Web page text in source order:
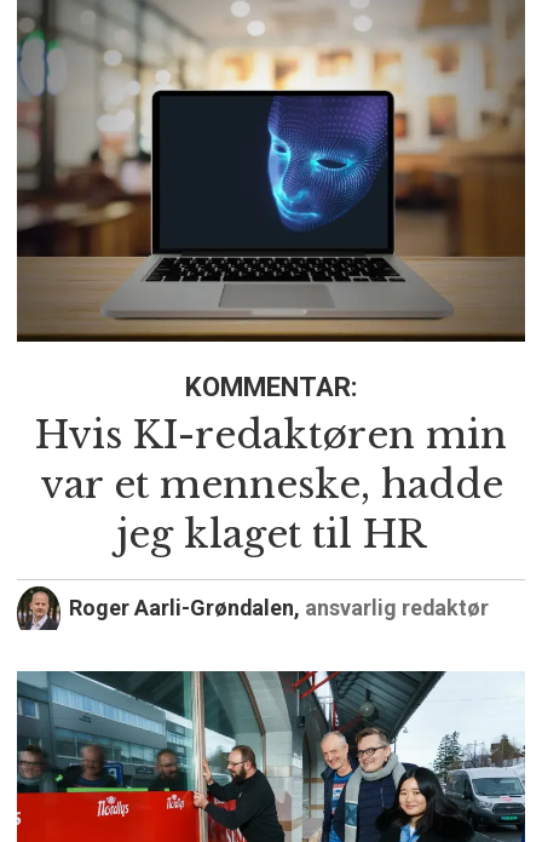
KOMMENTAR:
Hvis KI-redaktøren min
var et menneske, hadde
jeg klaget til HR
Roger Aarli-Grøndalen, ansvarlig redaktør